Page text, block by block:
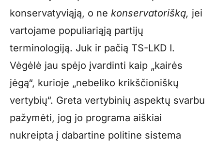
konservatyviąją, o ne konservatorišką, jei
vartojame populiariąją partijų
terminologiją. Juk ir pačią TS-LKD I.
Vėgėlė jau spėjo įvardinti kaip „kairės
jėgą“, kurioje „nebeliko krikščioniškų
vertybių“. Greta vertybinių aspektų svarbu
pažymėti, jog jo programa aiškiai
nukreipta į dabartine politine sistema